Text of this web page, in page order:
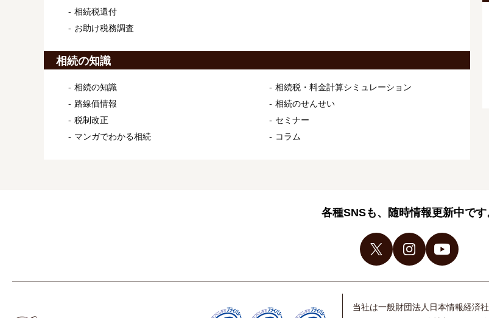
相続税還付
お助け税務調査
相続の知識
相続の知識
路線価情報
税制改正
マンガでわかる相続
相続税・料金計算シミュレーション
相続のせんせい
セミナー
コラム
各種SNSも、随時情報更新中です
当社は一般財団法人日本情報経済